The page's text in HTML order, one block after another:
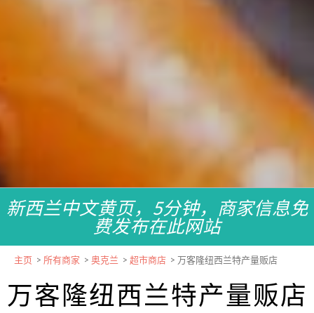
新西兰中文黄页，5分钟，商家信息免
费发布在此网站
主页 > 所有商家 > 奥克兰 > 超市商店 > 万客隆纽西兰特产量贩店
万客隆纽西兰特产量贩店